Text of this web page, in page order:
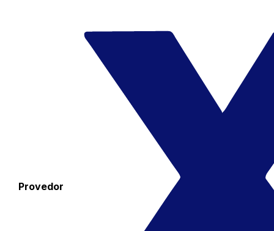
Provedor